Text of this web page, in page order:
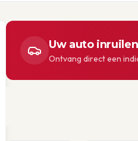
Uw auto
Ontvang direct een